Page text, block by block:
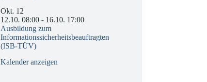
Okt. 12
12.10. 08:00 - 16.10. 17:00
Ausbildung zum
Informationssicherheitsbeauftragten
(ISB-TÜV)
Kalender anzeigen